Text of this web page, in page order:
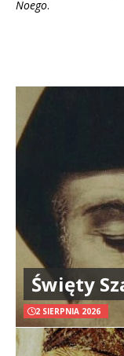
Noego.
Święty
2 SIERPNIA 2026